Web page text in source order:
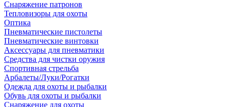
Снаряжение патронов
Тепловизоры для охоты
Оптика
Пневматические пистолеты
Пневматические винтовки
Аксессуары для пневматики
Средства для чистки оружия
Спортивная стрельба
Арбалеты/Луки/Рогатки
Одежда для охоты и рыбалки
Обувь для охоты и рыбалки
Снаряжение для охоты